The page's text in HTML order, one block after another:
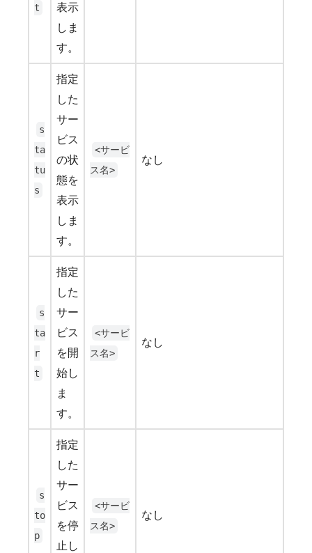
t
表示
しま
す。
s
ta
tu
s
指定
した
サー
ビス
の状
態を
表示
しま
す。
<サービ
ス名>
なし
s
ta
r
t
指定
した
サー
ビス
を開
始し
ま
す。
<サービ
ス名>
なし
s
to
p
指定
した
サー
ビス
を停
止し
<サービ
ス名>
なし